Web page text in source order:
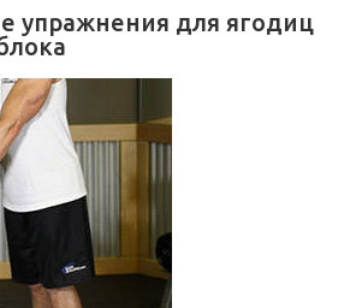
упражнения для ягодиц